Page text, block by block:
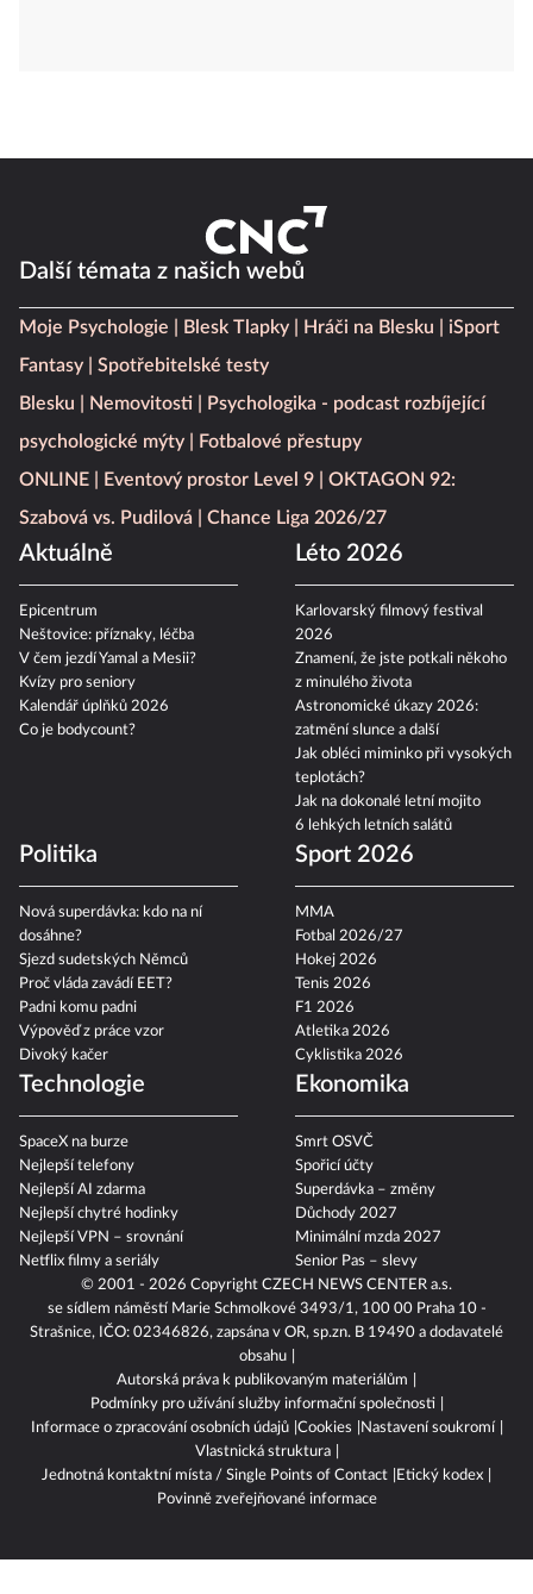
© 2001 - 2026 Copyright CZECH NEWS CENTER a.s.
se sídlem náměstí Marie Schmolkové 3493/1, 100 00 Praha 10 -
Strašnice, IČO: 02346826, zapsána v OR, sp.zn. B 19490 a dodavatelé
obsahu
Autorská práva k publikovaným materiálům
Podmínky pro užívání služby informační společnosti
Informace o zpracování osobních údajů Cookies
Nastavení soukromí
Vlastnická struktura
Jednotná kontaktní místa / Single Points of Contact
Etický kodex
Povinně zveřejňované informace
Další témata z našich webů
Moje Psychologie Blesk Tlapky Hráči na Blesku
iSport
Fantasy
Spotřebitelské testy
Blesku
Nemovitosti
Psychologika - podcast rozbíjející
psychologické mýty
Fotbalové přestupy
ONLINE
Eventový prostor Level 9
OKTAGON 92:
Szabová vs. Pudilová
Chance Liga 2026/27
Aktuálně
Epicentrum
Neštovice: příznaky, léčba
V čem jezdí Yamal a Mesii?
Kvízy pro seniory
Kalendář úplňků 2026
Co je bodycount?
Léto 2026
Karlovarský filmový festival
2026
Znamení, že jste potkali někoho
z minulého života
Astronomické úkazy 2026:
zatmění slunce a další
Jak obléci miminko při vysokých
teplotách?
Jak na dokonalé letní mojito
6 lehkých letních salátů
Politika
Nová superdávka: kdo na ní
dosáhne?
Sjezd sudetských Němců
Proč vláda zavádí EET?
Padni komu padni
Výpověď z práce vzor
Divoký kačer
Sport 2026
MMA
Fotbal 2026/27
Hokej 2026
Tenis 2026
F1 2026
Atletika 2026
Cyklistika 2026
Technologie
SpaceX na burze
Nejlepší telefony
Nejlepší AI zdarma
Nejlepší chytré hodinky
Nejlepší VPN – srovnání
Netflix filmy a seriály
Ekonomika
Smrt OSVČ
Spořicí účty
Superdávka – změny
Důchody 2027
Minimální mzda 2027
Senior Pas – slevy